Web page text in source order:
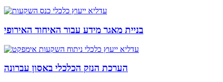
בניית מאגר מידע עבור האיחוד האירופי
הערכת הנזק הכלכלי באסון עברונה